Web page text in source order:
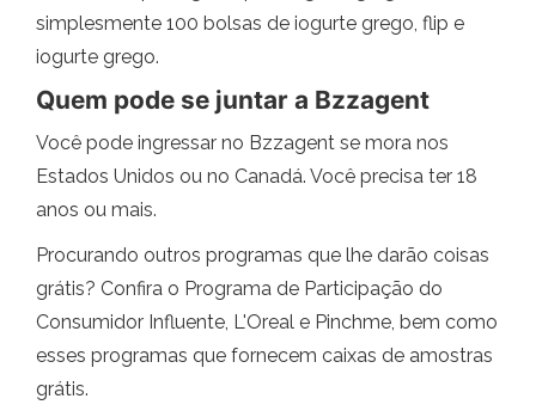
simplesmente 100 bolsas de iogurte grego, flip e
iogurte grego.
Quem pode se juntar a Bzzagent
Você pode ingressar no Bzzagent se mora nos
Estados Unidos ou no Canadá. Você precisa ter 18
anos ou mais.
Procurando outros programas que lhe darão coisas
grátis? Confira o Programa de Participação do
Consumidor Influente, L'Oreal e Pinchme, bem como
esses programas que fornecem caixas de amostras
grátis.